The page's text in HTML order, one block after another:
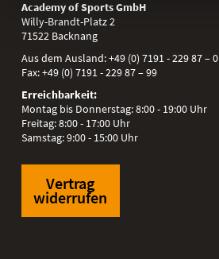
Academy of Sports GmbH
Willy-Brandt-Platz 2
71522 Backnang
Aus dem Ausland:+49 (0) 7191 - 229 87 – 0
Fax:+49 (0) 7191 - 229 87 – 99
Erreichbarkeit:
Montag bis Donnerstag: 8:00 - 19:00 Uhr
Freitag: 8:00 - 17:00 Uhr
Samstag: 9:00 - 15:00 Uhr
Vertrag
widerrufen